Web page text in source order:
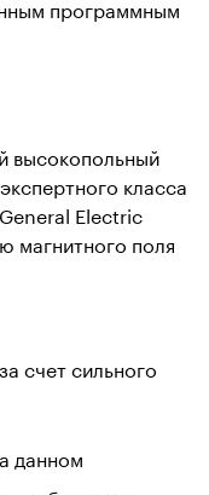
программным
высокопольный
класса
Electric
магнитного поля
счет сильного
данном